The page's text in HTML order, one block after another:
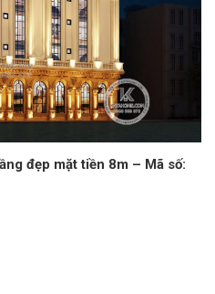
đẹp mặt tiền 8m – Mã số: